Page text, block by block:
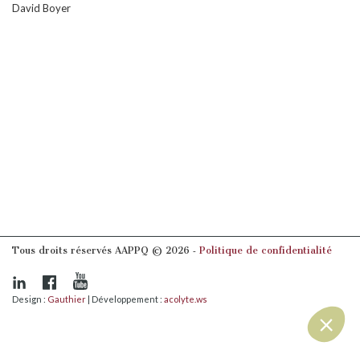
David Boyer
Tous droits réservés AAPPQ © 2026 ‐ Politique de confidentialité
Design : Gauthier | Développement : acolyte.ws